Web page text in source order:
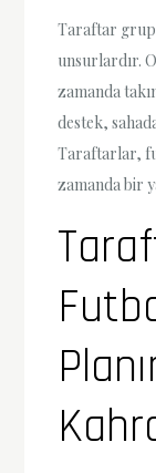
Taraftar
unsurlardır.
zamanda
destek,
Taraftarlar,
zamanda bir